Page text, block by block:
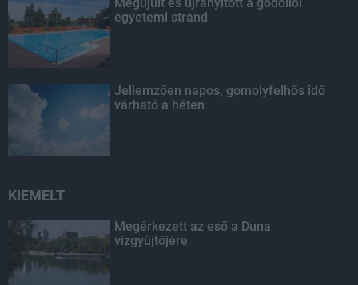
egyetemi strand
Jellemzően napos, gomolyfelhős idő
várható a héten
KIEMELT
Megérkezett az eső a Duna
vízgyűjtőjére